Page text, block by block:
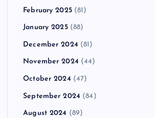
February 2025(81)
January 2025(88)
December 2024 (81)
November 2024 (44)
October 2024 (47)
September 2024 (84)
August 2024 (89)